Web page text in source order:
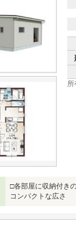
所
□各部屋に収納付き
コンパクトな広さ